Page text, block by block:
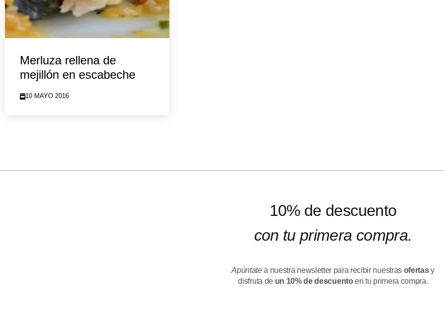
Merluza rellena de
mejillón en escabeche
10 MAYO 2016
10% de descuento
con tu primera compra.
Apúntatea nuestra newsletter para recibir nuestras ofertasy
disfruta de un 10% de descuentoen tu primera compra.